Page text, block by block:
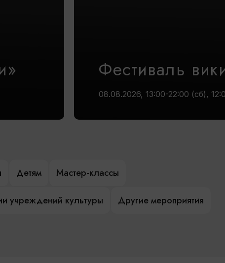
Фестиваль
08.08.2026, 13:00-22:00 (сб),
Детям Мастер-классы
учреждений культуры Другие мероприятия